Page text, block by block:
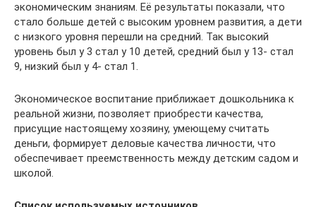
экономическим знаниям. Её результаты показали, что
стало больше детей с высоким уровнем развития, а дети
с низкого уровня перешли на средний. Так высокий
уровень был у 3 стал у 10 детей, средний был у 13- стал
9, низкий был у 4- стал 1.
Экономическое воспитание приближает дошкольника к
реальной жизни, позволяет приобрести качества,
присущие настоящему хозяину, умеющему считать
деньги, формирует деловые качества личности, что
обеспечивает преемственность между детским садом и
школой.